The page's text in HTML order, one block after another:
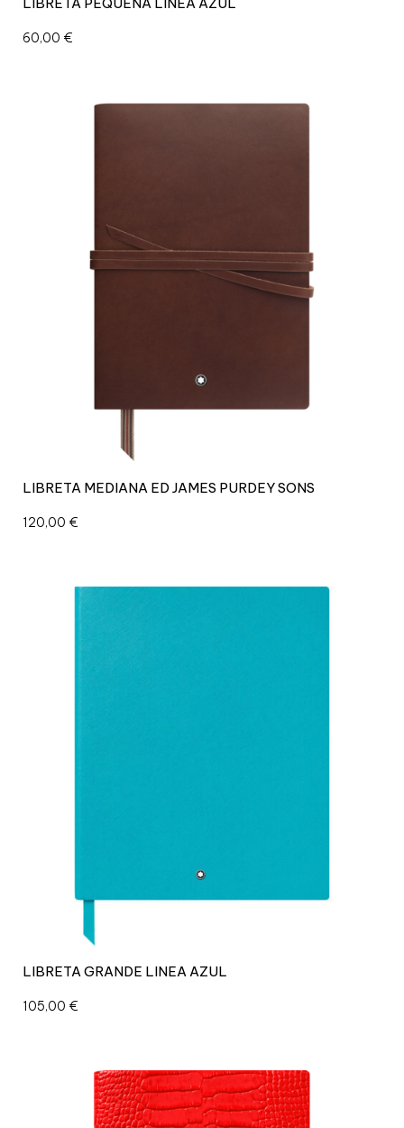
60,00 €
LIBRETA MEDIANA ED JAMES PURDEY SONS
120,00 €
LIBRETA GRANDE LINEA AZUL
105,00 €